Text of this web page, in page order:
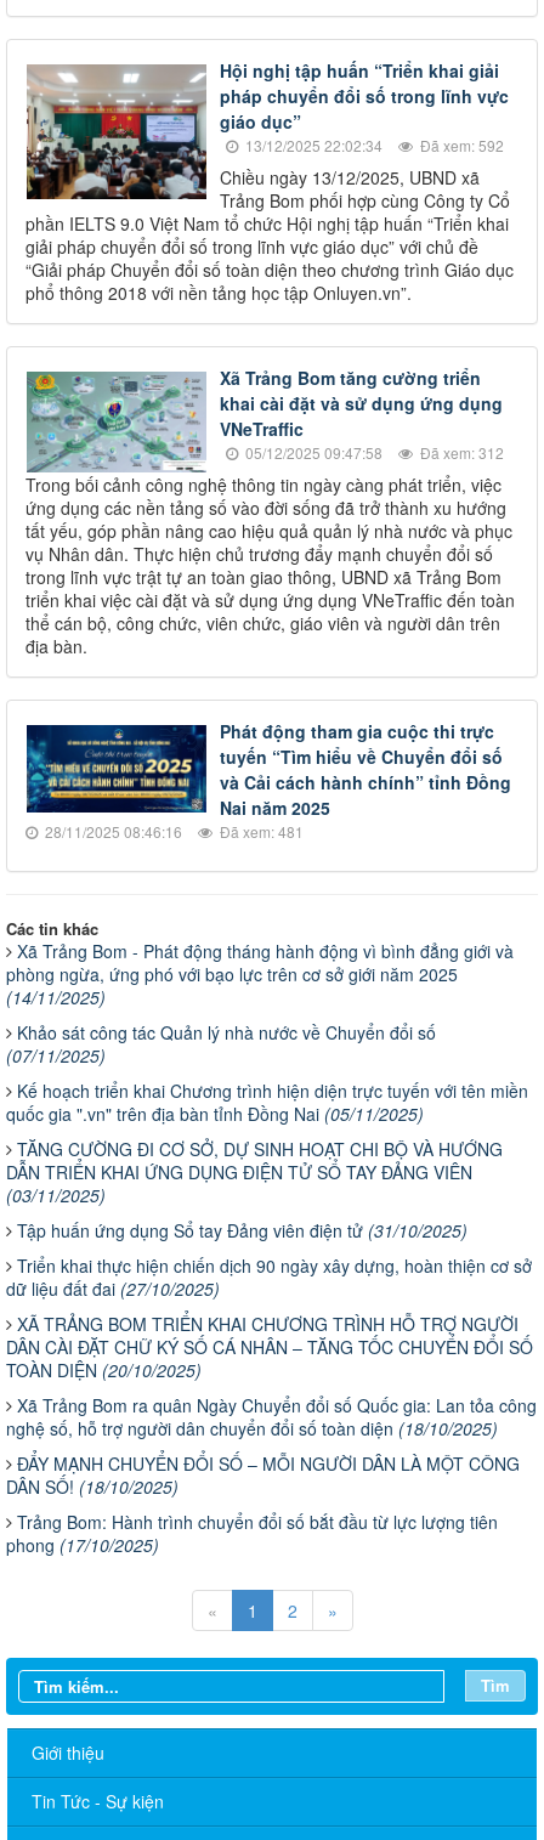
Hội nghị tập huấn “Triển khai giải
pháp chuyển đổi số trong lĩnh vực
giáo dục”
13/12/2025 22:02:34 Đã xem: 592
Chiều ngày 13/12/2025, UBND xã
Trảng Bom phối hợp cùng Công ty Cổ
phần IELTS 9.0 Việt Nam tổ chức Hội nghị tập huấn “Triển khai
giải pháp chuyển đổi số trong lĩnh vực giáo dục” với chủ đề
“Giải pháp Chuyển đổi số toàn diện theo chương trình Giáo dục
phổ thông 2018 với nền tảng học tập Onluyen.vn”.
Xã Trảng Bom tăng cường triển
khai cài đặt và sử dụng ứng dụng
VNeTraffic
05/12/2025 09:47:58 Đã xem: 312
Trong bối cảnh công nghệ thông tin ngày càng phát triển, việc
ứng dụng các nền tảng số vào đời sống đã trở thành xu hướng
tất yếu, góp phần nâng cao hiệu quả quản lý nhà nước và phục
vụ Nhân dân. Thực hiện chủ trương đẩy mạnh chuyển đổi số
trong lĩnh vực trật tự an toàn giao thông, UBND xã Trảng Bom
triển khai việc cài đặt và sử dụng ứng dụng VNeTraffic đến toàn
thể cán bộ, công chức, viên chức, giáo viên và người dân trên
địa bàn.
Phát động tham gia cuộc thi trực
tuyến “Tìm hiểu về Chuyển đổi số
và Cải cách hành chính” tỉnh Đồng
Nai năm 2025
28/11/2025 08:46:16 Đã xem: 481
Các tin khác
Xã Trảng Bom - Phát động tháng hành động vì bình đẳng giới và
phòng ngừa, ứng phó với bạo lực trên cơ sở giới năm 2025
(14/11/2025)
Khảo sát công tác Quản lý nhà nước về Chuyển đổi số
(07/11/2025)
Kế hoạch triển khai Chương trình hiện diện trực tuyến với tên miền
quốc gia ".vn" trên địa bàn tỉnh Đồng Nai (05/11/2025)
TĂNG CƯỜNG ĐI CƠ SỞ, DỰ SINH HOẠT CHI BỘ VÀ HƯỚNG
DẪN TRIỂN KHAI ỨNG DỤNG ĐIỆN TỬ SỔ TAY ĐẢNG VIÊN
(03/11/2025)
Tập huấn ứng dụng Sổ tay Đảng viên điện tử (31/10/2025)
Triển khai thực hiện chiến dịch 90 ngày xây dựng, hoàn thiện cơ sở
dữ liệu đất đai (27/10/2025)
XÃ TRẢNG BOM TRIỂN KHAI CHƯƠNG TRÌNH HỖ TRỢ NGƯỜI
DÂN CÀI ĐẶT CHỮ KÝ SỐ CÁ NHÂN – TĂNG TỐC CHUYỂN ĐỔI SỐ
TOÀN DIỆN (20/10/2025)
Xã Trảng Bom ra quân Ngày Chuyển đổi số Quốc gia: Lan tỏa công
nghệ số, hỗ trợ người dân chuyển đổi số toàn diện (18/10/2025)
ĐẨY MẠNH CHUYỂN ĐỔI SỐ – MỖI NGƯỜI DÂN LÀ MỘT CÔNG
DÂN SỐ! (18/10/2025)
Trảng Bom: Hành trình chuyển đổi số bắt đầu từ lực lượng tiên
phong (17/10/2025)
« 1 2 »
Tìm
Giới thiệu
Tin Tức - Sự kiện